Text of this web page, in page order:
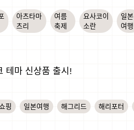
아츠타마
츠리
여름
축제
요사코이
소란
일본
여행
테마 신상품 출시!
핑 일본여행 해그리드 해리포터